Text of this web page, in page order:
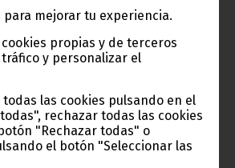
para mejorar tu experiencia.
propias y de terceros
y personalizar el
las cookies pulsando en el
rechazar todas las cookies
"Rechazar todas" o
el botón "Seleccionar las
de Guinea Ecuatorial